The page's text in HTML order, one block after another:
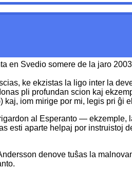
en Svedio somere de la jaro
ke ekzistas la ligo inter la
pli profundan scion kaj
iom mirige por mi, legis pri ĝi
al Esperanto — ekzemple,
esti aparte helpaj por instruistoj
denove tuŝas la